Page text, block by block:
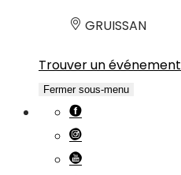
GRUISSAN
Trouver un événement
Fermer sous-menu